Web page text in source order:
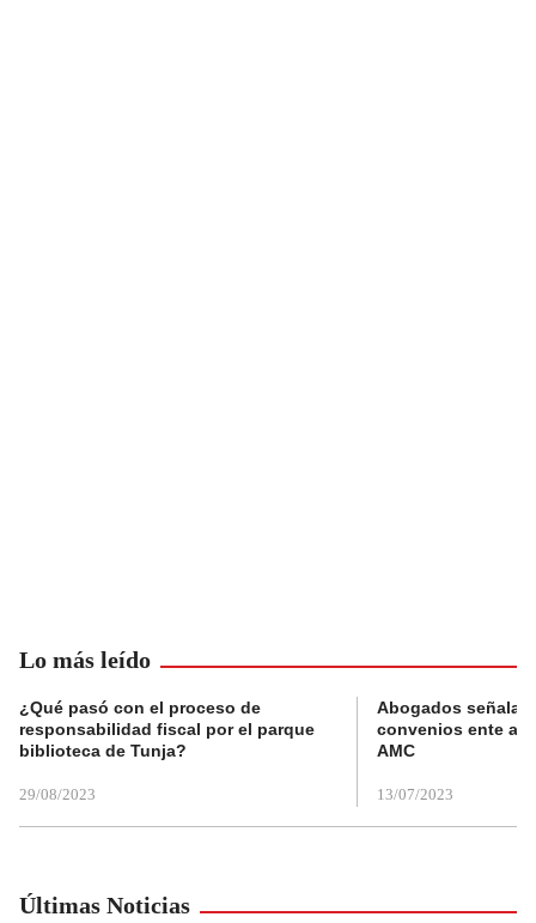
Lo más leído
¿Qué pasó con el proceso de
responsabilidad fiscal por el parque
biblioteca de Tunja?
29/08/2023
Abogados
convenios ente
AMC
13/07/2023
Últimas Noticias